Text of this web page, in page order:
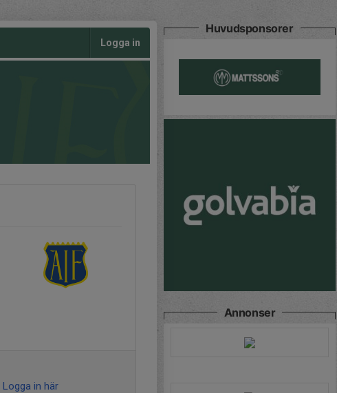
Logga in
Logga in här
Huvudsponsorer
Annonser